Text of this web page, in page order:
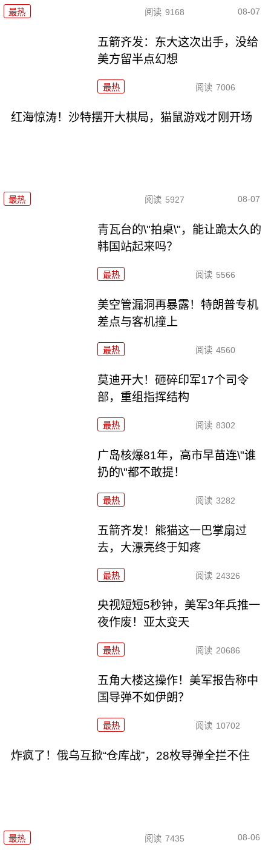
最热 阅读 9168 08-07
五箭齐发：东大这次出手，没给
美方留半点幻想
最热 阅读 7006
红海惊涛！沙特摆开大棋局，猫鼠游戏才刚开场
最热 阅读 5927 08-07
青瓦台的\"拍桌\"，能让跪太久的
韩国站起来吗？
最热 阅读 5566
美空管漏洞再暴露！特朗普专机
差点与客机撞上
最热 阅读 4560
莫迪开大！砸碎印军17个司令
部，重组指挥结构
最热 阅读 8302
广岛核爆81年，高市早苗连\"谁
扔的\"都不敢提！
最热 阅读 3282
五箭齐发！熊猫这一巴掌扇过
去，大漂亮终于知疼
最热 阅读 24326
央视短短5秒钟，美军3年兵推一
夜作废！亚太变天
最热 阅读 20686
五角大楼这操作！美军报告称中
国导弹不如伊朗？
最热 阅读 10702
炸疯了！俄乌互掀“仓库战”，28枚导弹全拦不住
最热 阅读 7435 08-06